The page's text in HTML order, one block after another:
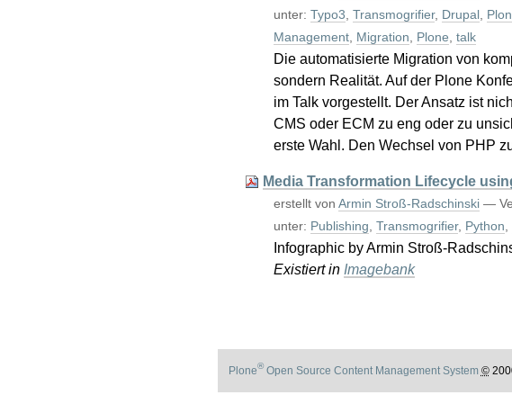
unter: Typo3 Transmogrifier, Drupal,
Management, Migration Plone talk
Die automatisierte Migration von
sondern Realität. Auf der Plone
im Talk vorgestellt. Der Ansatz ist
CMS oder ECM zu eng oder zu
erste Wahl. Den Wechsel von PHP
Media Transformation Lifecycle
erstellt von Armin Stroß-Radschinski —
unter: Publishing Transmogrifier, Python
Infographic by Armin Stroß-
Existiert in Imagebank
Plone®Open Source Content Management System ©